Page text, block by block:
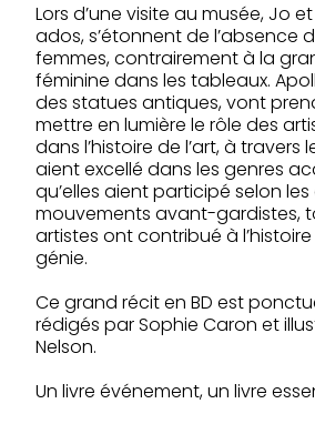
Lors d’une visite au musée, Jo
ados, s’étonnent de l’absence
femmes, contrairement à la
féminine dans les tableaux.
des statues antiques, vont
mettre en lumière le rôle des
dans l’histoire de l’art, à travers
aient excellé dans les genres
qu’elles aient participé selon
mouvements avant-gardistes,
artistes ont contribué à
génie.
Ce grand récit en BD est
rédigés par Sophie Caron et
Nelson.
Un livre événement, un livre